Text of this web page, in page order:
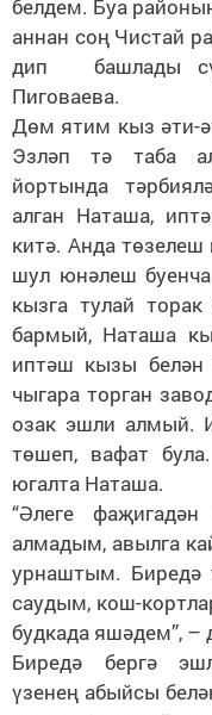
белдем. Буа
аннан соң Чистай
дип башлады
Пиговаева.
Дөм ятим кыз әти-
Эзләп тә таба
йортында
алган Наташа,
китә. Анда төзелеш
шул юнәлеш
кызга тулай
бармый, Наташа
иптәш кызы белән
чыгара торган
озак эшли алмый.
төшеп, вафат
югалта Наташа.
“Әлеге
алмадым, авылга
урнаштым.
саудым, кош-
будкада яшәдем”, –
Биредә бергә
үзенең абыйсы